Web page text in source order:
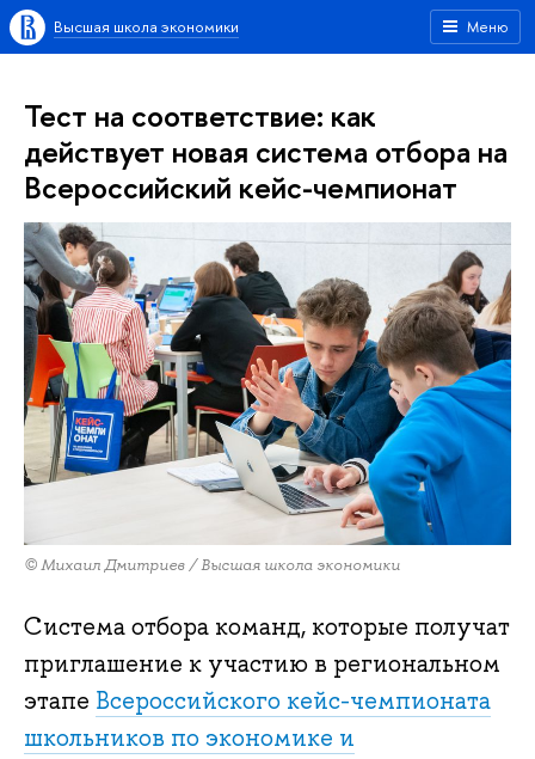
Меню
Высшая школа экономики
Тест на соответствие: как
действует новая система отбора на
Всероссийский кейс-чемпионат
© Михаил Дмитриев / Высшая школа экономики
Система отбора команд, которые получат
приглашение к участию в региональном
этапе Всероссийского кейс-чемпионата
школьников по экономике и